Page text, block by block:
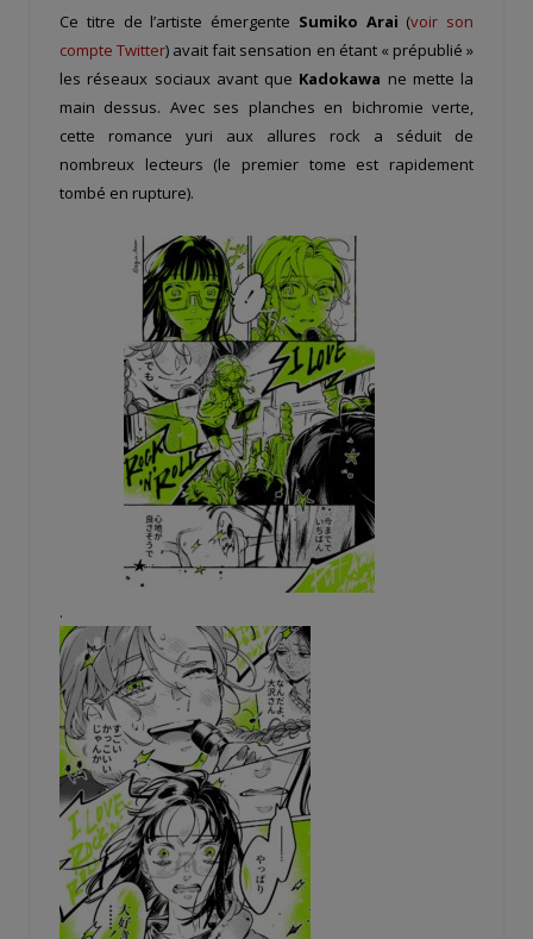
Ce titre de l’artiste émergente Sumiko Arai (voir son
compte Twitter) avait fait sensation en étant « prépublié »
les réseaux sociaux avant que Kadokawa ne mette la
main dessus. Avec ses planches en bichromie verte,
cette romance yuri aux allures rock a séduit de
nombreux lecteurs (le premier tome est rapidement
tombé en rupture).
.